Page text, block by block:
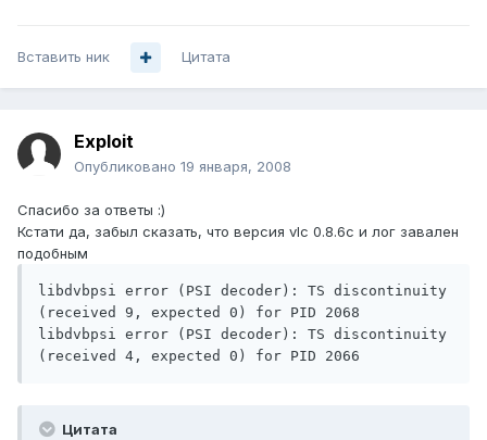
Вставить ник Цитата
Exploit
Опубликовано 19 января, 2008
Спасибо за ответы :)
Кстати да, забыл сказать, что версия vlc 0.8.6c и лог завален
подобным
libdvbpsi error (PSI decoder): TS discontinuity
(received 9, expected 0) for PID 2068
libdvbpsi error (PSI decoder): TS discontinuity
(received 4, expected 0) for PID 2066
Цитата